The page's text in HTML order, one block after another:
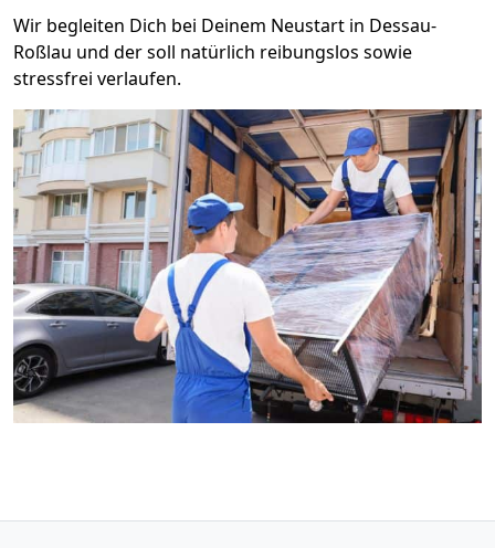
Wir begleiten Dich bei Deinem Neustart in Dessau-
Roßlau und der soll natürlich reibungslos sowie
stressfrei verlaufen.